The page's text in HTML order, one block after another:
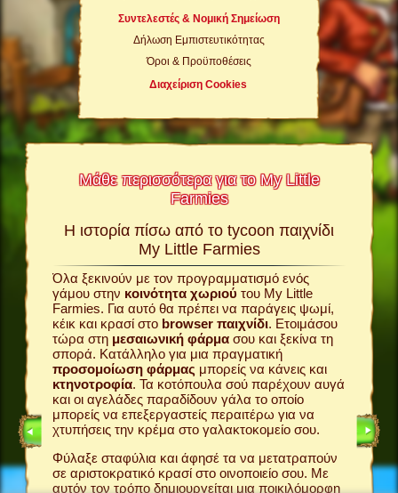
Συντελεστές & Νομική Σημείωση
Δήλωση Εμπιστευτικότητας
Όροι & Προϋποθέσεις
Διαχείριση Cookies
Μάθε περισσότερα για το My Little
Farmies
όλα
Η ιστορία πίσω από το tycoon παιχνίδι
My Little Farmies
Όλα ξεκινούν με τον προγραμματισμό ενός
γάμου στην κοινότητα χωριού του My Little
Farmies. Για αυτό θα πρέπει να παράγεις ψωμί,
κέικ και κρασί στο browser παιχνίδι. Ετοιμάσου
τώρα στη μεσαιωνική φάρμασου και ξεκίνα τη
σπορά. Κατάλληλο για μια πραγματική
προσομοίωση φάρμας μπορείς να κάνεις και
κτηνοτροφία. Τα κοτόπουλα σού παρέχουν αυγά
και οι αγελάδες παραδίδουν γάλα το οποίο
μπορείς να επεξεργαστείς περαιτέρω για να
χτυπήσεις την κρέμα στο γαλακτοκομείο σου.
Φύλαξε σταφύλια και άφησέ τα να μετατραπούν
σε αριστοκρατικό κρασί στο οινοποιείο σου. Με
αυτόν τον τρόπο δημιουργείται μια ποικιλόμορφη
Το My
σου
χωριό
φάρμα
ακόμη
Το
My